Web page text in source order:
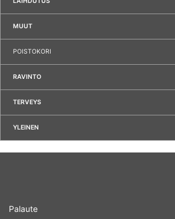
MUUT
POISTOKORI
RAVINTO
TERVEYS
YLEINEN
Palaute